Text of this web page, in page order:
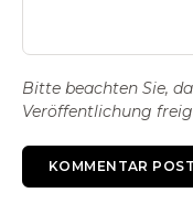
Bitte beachten Sie,
Veröffentlichung
KOMMENTAR